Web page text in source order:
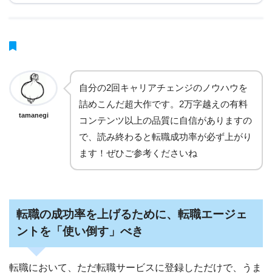
tamanegi
自分の2回キャリアチェンジのノウハウを
詰めこんだ超大作です。2万字越えの有料
コンテンツ以上の品質に自信がありますの
で、読み終わると転職成功率が必ず上がり
ます！ぜひご参考くださいね
転職の成功率を上げるために、転職エージェ
ントを「使い倒す」べき
転職において、ただ転職サービスに登録しただけで、うま